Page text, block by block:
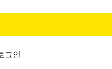
그인